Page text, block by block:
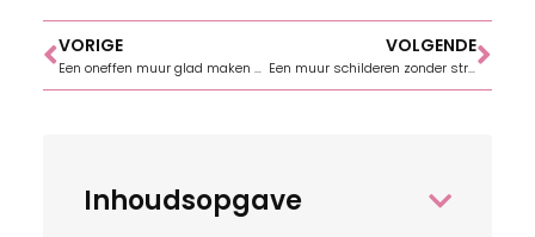
VORIGE
Een oneffen muur glad maken voor schilderen
VOLGENDE
Een muur schilderen zonder strepen of aanzetten
Inhoudsopgave